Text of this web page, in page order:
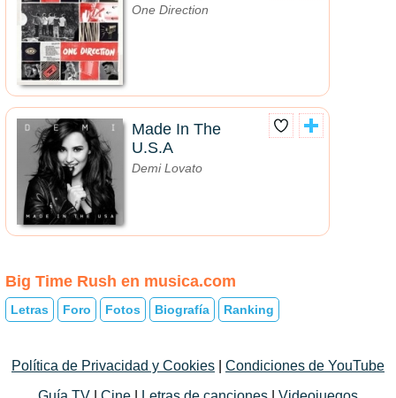
One Direction
Made In The
U.S.A
Demi Lovato
Big Time Rush en musica.com
Letras Foro Fotos Biografía Ranking
Política de Privacidad y Cookies
Condiciones de YouTube